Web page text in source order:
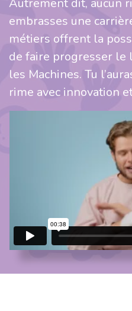
Autrement dit, aucun
embrasses une
métiers offrent la
de faire progresser le
les Machines. Tu
rime avec innovation